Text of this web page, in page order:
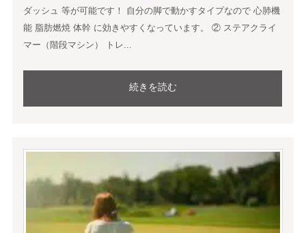
ダッシュ 等が可能です！ 自分の脚で動かすタイプなので 心肺機
能 脂肪燃焼 体幹 に効きやすくなっています。 ② ステアクライ
マー（階段マシン） トレ...
続きを読む